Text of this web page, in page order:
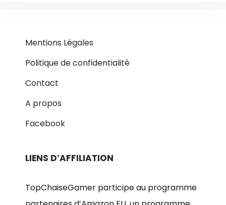
Mentions Légales
Politique de confidentialité
Contact
A propos
Facebook
LIENS D’AFFILIATION
TopChaiseGamer participe au programme